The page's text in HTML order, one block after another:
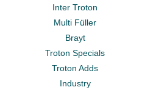
Inter Troton
Multi Füller
Brayt
Troton Specials
Troton Adds
Industry